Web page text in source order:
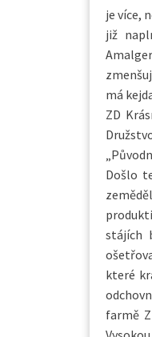
je více,
již
má
ZD
Došlo
stájích
které
farmě